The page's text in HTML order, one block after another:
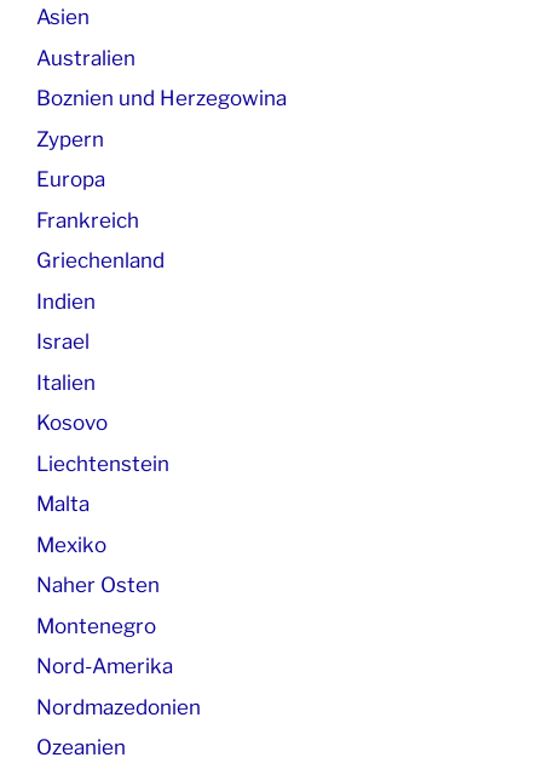
Asien
Australien
Boznien und Herzegowina
Zypern
Europa
Frankreich
Griechenland
Indien
Israel
Italien
Kosovo
Liechtenstein
Malta
Mexiko
Naher Osten
Montenegro
Nord-Amerika
Nordmazedonien
Ozeanien